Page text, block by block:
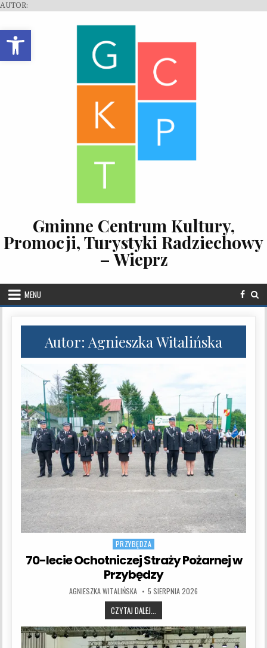
Open toolbar
Gminne Centrum Kultury,
Promocji, Turystyki Radziechowy
– Wieprz
MENU
Autor: Agnieszka Witalińska
PRZYBĘDZA
70-lecie Ochotniczej Straży Pożarnej w
Przybędzy
AUTHOR:
AGNIESZKA WITALIŃSKA PUBLISHED DATE:
5 SIERPNIA 2026
CZYTAJ DALEJ...